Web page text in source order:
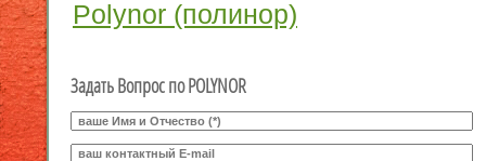
Задать Вопрос по POLYNOR
Ваше И.О. *
E-mail*